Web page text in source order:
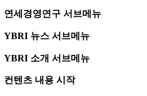
연세경영연구 서브메뉴
YBRI 뉴스 서브메뉴
YBRI 소개 서브메뉴
컨텐츠 내용 시작